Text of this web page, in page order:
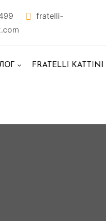
fratelli-
FRATELLI KATTINI